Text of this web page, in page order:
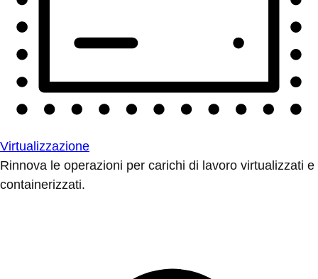
Virtualizzazione
Rinnova le operazioni per carichi di lavoro virtualizzati e
containerizzati.